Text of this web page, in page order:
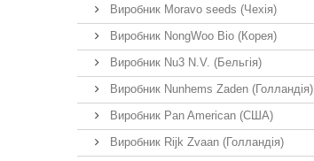
Виробник Moravo seeds (Чехія)
Виробник NongWoo Bio (Корея)
Виробник Nu3 N.V. (Бельгія)
Виробник Nunhems Zaden (Голландія)
Виробник Pan American (США)
Виробник Rijk Zvaan (Голландія)